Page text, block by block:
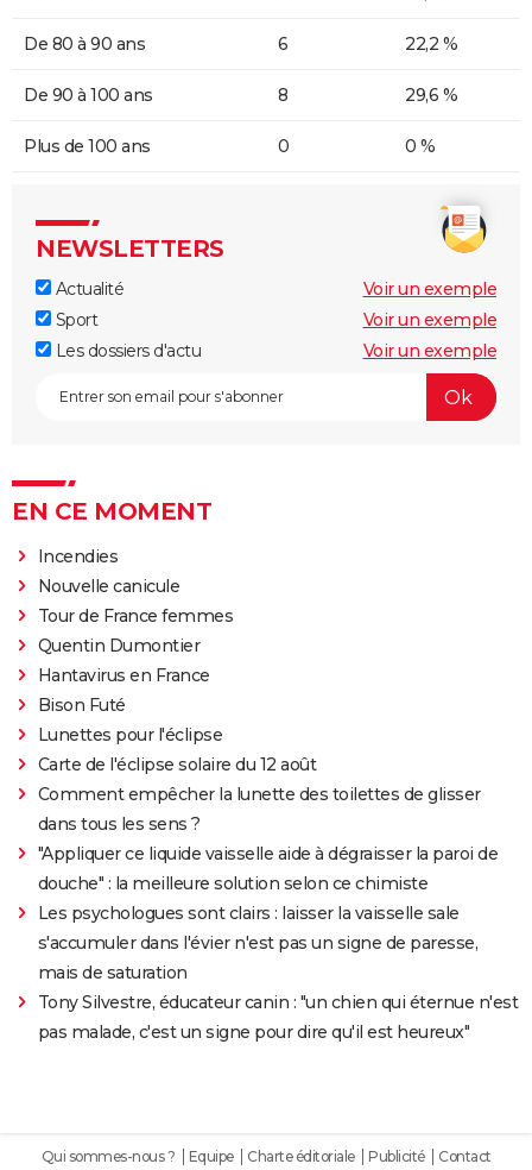
De 80 à 90 ans 6 22,2 %
De 90 à 100 ans 8 29,6 %
Plus de 100 ans 0 0 %
NEWSLETTERS
Actualité
Voir un exemple
Sport
Voir un exemple
Les dossiers d'actu
Voir un exemple
EN CE MOMENT
Incendies
Nouvelle canicule
Tour de France femmes
Quentin Dumontier
Hantavirus en France
Bison Futé
Lunettes pour l'éclipse
Carte de l'éclipse solaire du 12 août
Comment empêcher la lunette des toilettes de glisser
dans tous les sens ?
"Appliquer ce liquide vaisselle aide à dégraisser la paroi de
douche" : la meilleure solution selon ce chimiste
Les psychologues sont clairs : laisser la vaisselle sale
s'accumuler dans l'évier n'est pas un signe de paresse,
mais de saturation
Tony Silvestre, éducateur canin : "un chien qui éternue n'est
pas malade, c'est un signe pour dire qu'il est heureux"
Qui sommes-nous ? Equipe Charte éditoriale Publicité Contact